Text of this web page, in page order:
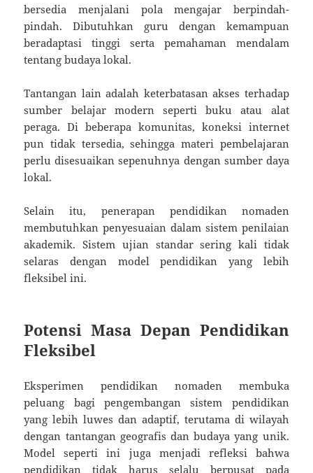
bersedia menjalani pola mengajar berpindah-
pindah. Dibutuhkan guru dengan kemampuan
beradaptasi tinggi serta pemahaman mendalam
tentang budaya lokal.
Tantangan lain adalah keterbatasan akses terhadap
sumber belajar modern seperti buku atau alat
peraga. Di beberapa komunitas, koneksi internet
pun tidak tersedia, sehingga materi pembelajaran
perlu disesuaikan sepenuhnya dengan sumber daya
lokal.
Selain itu, penerapan pendidikan nomaden
membutuhkan penyesuaian dalam sistem penilaian
akademik. Sistem ujian standar sering kali tidak
selaras dengan model pendidikan yang lebih
fleksibel ini.
Potensi Masa Depan Pendidikan
Fleksibel
Eksperimen pendidikan nomaden membuka
peluang bagi pengembangan sistem pendidikan
yang lebih luwes dan adaptif, terutama di wilayah
dengan tantangan geografis dan budaya yang unik.
Model seperti ini juga menjadi refleksi bahwa
pendidikan tidak harus selalu berpusat pada